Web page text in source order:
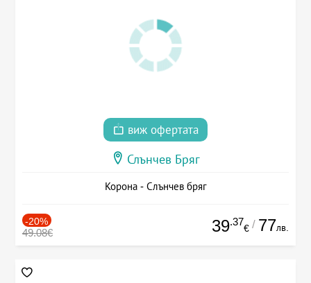
виж офертата
Слънчев Бряг
Корона - Слънчев бряг
-20%
49.08€ 39.37
€ / 77лв.